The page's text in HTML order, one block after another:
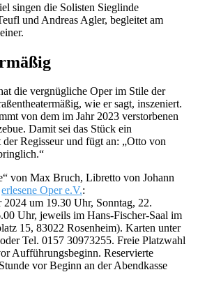
singen die Solisten Sieglinde
und Andreas Agler, begleitet am
die vergnügliche Oper im Stile der
wie er sagt, inszeniert.
von dem im Jahr 2023 verstorbenen
Damit sei das Stück ein
Regisseur und fügt an: „Otto von
von Max Bruch, Libretto von Johann
erlesene Oper e.V.:
2024 um 19.30 Uhr, Sonntag, 22.
Uhr, jeweils im Hans-Fischer-Saal im
15, 83022 Rosenheim). Karten unter
oder Tel. 0157 30973255. Freie Platzwahl
Aufführungsbeginn. Reservierte
vor Beginn an der Abendkasse